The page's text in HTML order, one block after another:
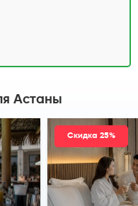
Астаны
Скидка 25%